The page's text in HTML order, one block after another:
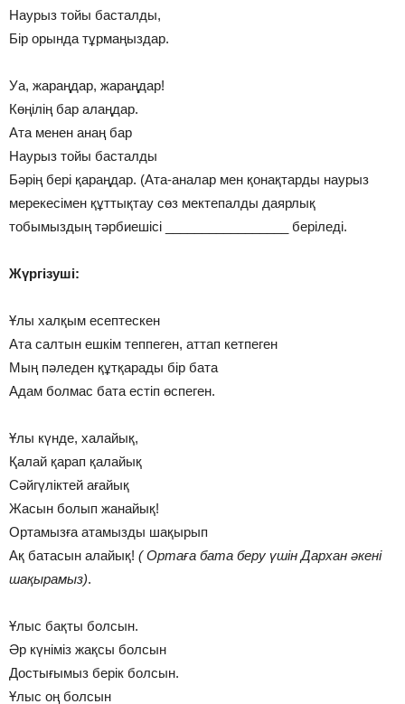
Наурыз тойы басталды,
Бір орында тұрмаңыздар.
Уа, жараңдар, жараңдар!
Көңілің бар алаңдар.
Ата менен анаң бар
Наурыз тойы басталды
Бәрің бері қараңдар. (Ата-аналар мен қонақтарды наурыз
мерекесімен құттықтау сөз мектепалды даярлық
тобымыздың тәрбиешісі _________________ беріледі.
Жүргізуші:
Ұлы халқым есептескен
Ата салтын ешкім теппеген, аттап кетпеген
Мың пәледен құтқарады бір бата
Адам болмас бата естіп өспеген.
Ұлы күнде, халайық,
Қалай қарап қалайық
Сәйгүліктей ағайық
Жасын болып жанайық!
Ортамызға атамызды шақырып
Ақ батасын алайық! ( Ортаға бата беру үшін Дархан әкені
шақырамыз).
Ұлыс бақты болсын.
Әр күніміз жақсы болсын
Достығымыз берік болсын.
Ұлыс оң болсын